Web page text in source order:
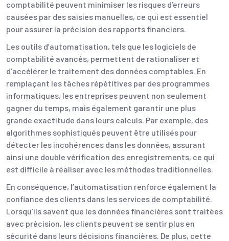
comptabilité peuvent minimiser les risques d’erreurs
causées par des saisies manuelles, ce qui est essentiel
pour assurer la précision des rapports financiers.
Les outils d’automatisation, tels que les logiciels de
comptabilité avancés, permettent de rationaliser et
d’accélérer le traitement des données comptables. En
remplaçant les tâches répétitives par des programmes
informatiques, les entreprises peuvent non seulement
gagner du temps, mais également garantir une plus
grande exactitude dans leurs calculs. Par exemple, des
algorithmes sophistiqués peuvent être utilisés pour
détecter les incohérences dans les données, assurant
ainsi une double vérification des enregistrements, ce qui
est difficile à réaliser avec les méthodes traditionnelles.
En conséquence, l’automatisation renforce également la
confiance des clients dans les services de comptabilité.
Lorsqu’ils savent que les données financières sont traitées
avec précision, les clients peuvent se sentir plus en
sécurité dans leurs décisions financières. De plus, cette